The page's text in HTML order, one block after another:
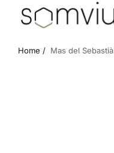
Home / Mas del Sebastià